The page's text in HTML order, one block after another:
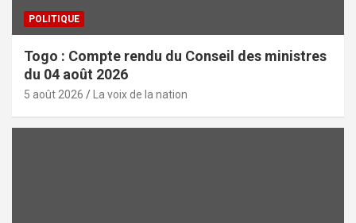
POLITIQUE
Togo : Compte rendu du Conseil des ministres
du 04 août 2026
5 août 2026 La voix de la nation